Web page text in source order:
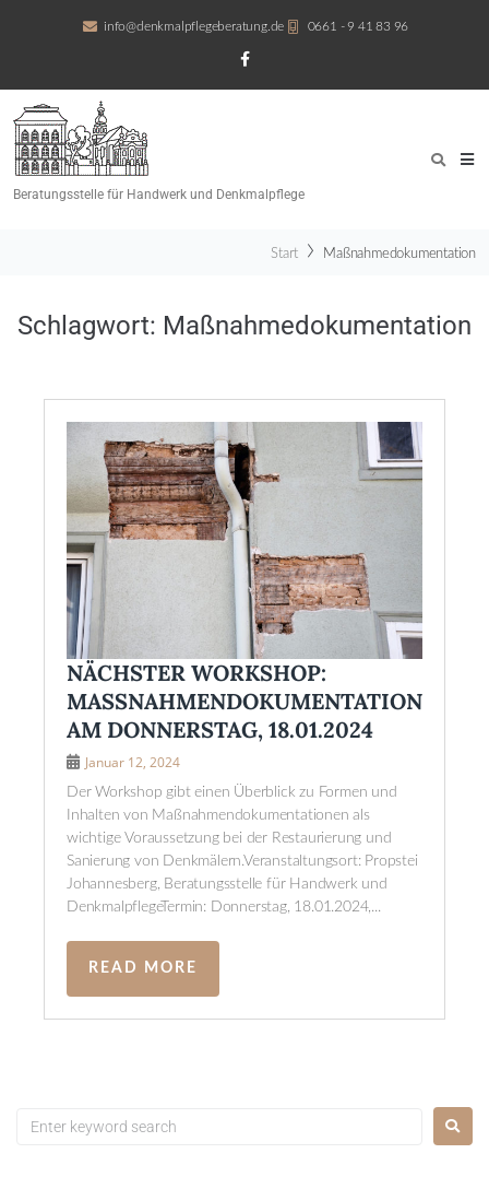
info@denkmalpflegeberatung.de 0661 - 9 41 83 96
Beratungsstelle für Handwerk und Denkmalpflege
Start Maßnahmedokumentation
Schlagwort: Maßnahmedokumentation
NÄCHSTER WORKSHOP:
MASSNAHMENDOKUMENTATION A
M DONNERSTAG, 18.01.2024
Januar 12, 2024
Der Workshop gibt einen Überblick zu Formen und
Inhalten von Maßnahmendokumentationen als
wichtige Voraussetzung bei der Restaurierung und
Sanierung von Denkmälern.Veranstaltungsort: Propstei
Johannesberg, Beratungsstelle für Handwerk und
DenkmalpflegeTermin: Donnerstag, 18.01.2024,...
READ MORE